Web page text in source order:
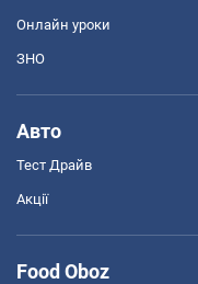
Онлайн уроки
ЗНО
Авто
Тест Драйв
Акції
Food Oboz